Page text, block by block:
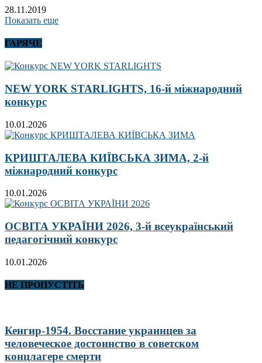
28.11.2019
Показать еще
ГАРЯЧЕ
NEW YORK STARLIGHTS, 16-й міжнародний
конкурс
10.01.2026
КРИШТАЛЕВА КИЇВСЬКА ЗИМА, 2-й
міжнародний конкурс
10.01.2026
ОСВІТА УКРАЇНИ 2026, 3-й всеукраїнський
педагогічний конкурс
10.01.2026
НЕ ПРОПУСТІТЬ
Кенгир-1954. Восстание украинцев за
человеческое достоинство в советском
концлагере смерти